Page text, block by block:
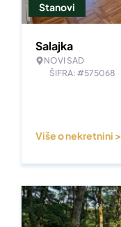
Stanovi
Salajka
NOVI SAD
ŠIFRA: #575068
Više o nekretnini >